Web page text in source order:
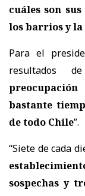
cuáles son
los barrios y
Para el
resultados
bastante
de todo Chile”.
“Siete de cada
sospechas y